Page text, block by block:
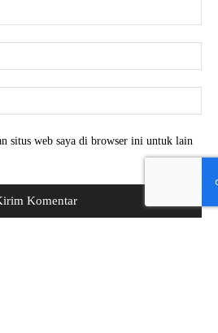
situs web saya di browser ini untuk lain